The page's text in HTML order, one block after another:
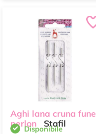
Aghi lana cruna fune
perlon
Stafil
Disponibile